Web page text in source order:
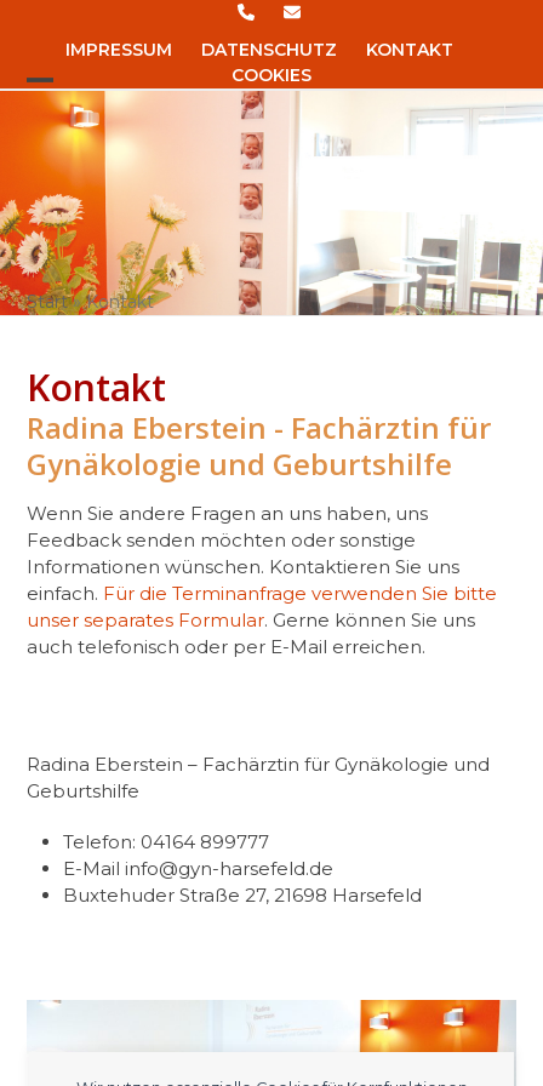
IMPRESSUM DATENSCHUTZ
KONTAKT
COOKIES
Open
mobile
menu
Close
mobile
menu
Start»Kontakt
Kontakt
Radina Eberstein - Fachärztin für
Gynäkologie und Geburtshilfe
Wenn Sie andere Fragen an uns haben, uns
Feedback senden möchten oder sonstige
Informationen wünschen. Kontaktieren Sie uns
einfach. Für die Terminanfrage verwenden Sie bitte
unser separates Formular. Gerne können Sie uns
auch telefonisch oder per E-Mail erreichen.
Radina Eberstein – Fachärztin für Gynäkologie und
Geburtshilfe
Telefon: 04164 899777
E-Mail info@gyn-harsefeld.de
Buxtehuder Straße 27, 21698 Harsefeld